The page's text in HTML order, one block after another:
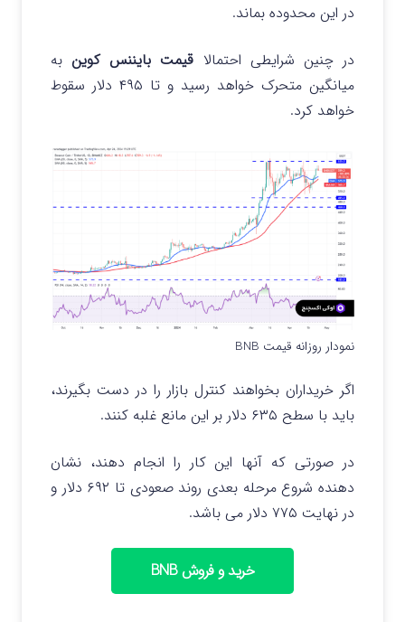
در این محدوده بماند.
در چنین شرایطی احتمالا قیمت بایننس کوینبه
میانگین متحرک خواهد رسید و تا ۴۹۵ دلار سقوط
خواهد کرد.
نمودار روزانه قیمت BNB
اگر خریداران بخواهند کنترل بازار را در دست بگیرند،
باید با سطح ۶۳۵ دلار بر این مانع غلبه کنند.
در صورتی که آنها این کار را انجام دهند، نشان
دهنده شروع مرحله بعدی روند صعودی تا ۶۹۲ دلار و
در نهایت ۷۷۵ دلار می باشد.
خرید و فروش BNB